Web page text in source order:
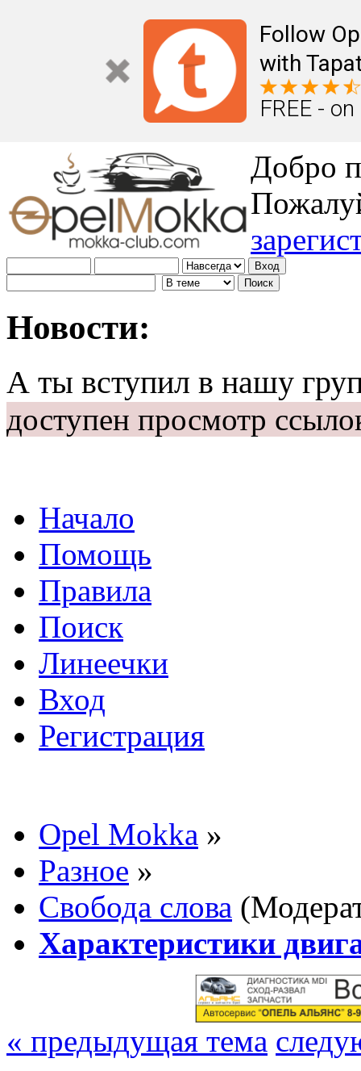
Follow
with
FREE -
Добро
Новости:
А ты вступил в нашу
доступен просмотр
Начало
Помощь
Правила
Поиск
Линеечки
Вход
Регистрация
Opel Mokka »
Разное »
Свобода слова
Характеристики
« предыдущая тема